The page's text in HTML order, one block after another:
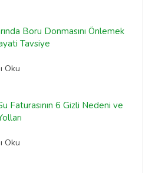
Boru Donmasını Önlemek
Tavsiye
Oku
Faturasının 6 Gizli Nedeni ve
Oku